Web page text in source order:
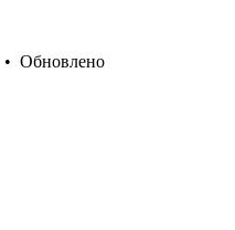
• Обновлено